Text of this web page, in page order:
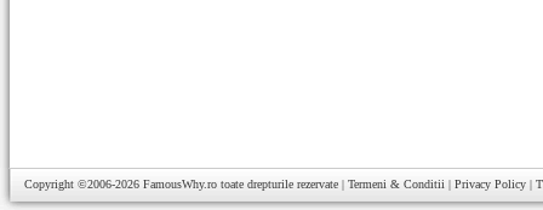
Copyright ©2006-2026 FamousWhy.ro toate drepturile rezervate | Termeni & Conditii | Privacy Policy |